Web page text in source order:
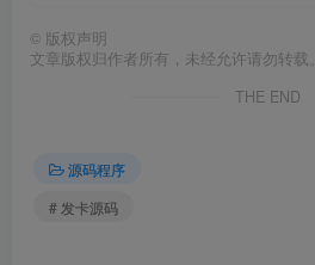
© 版权声明
文章版权归作者所有，未经允许请勿转载。
THE END
源码程序
# 发卡源码